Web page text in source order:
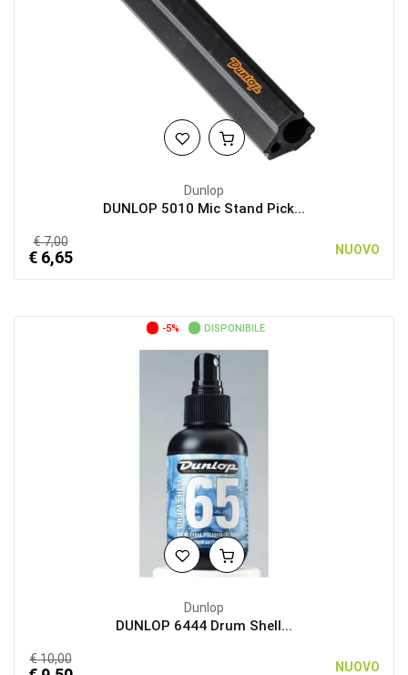
Dunlop
DUNLOP 5010 Mic Stand Pick...
€ 7,00
€ 6,65 NUOVO
-5% DISPONIBILE
Dunlop
DUNLOP 6444 Drum Shell...
€ 10,00
NUOVO